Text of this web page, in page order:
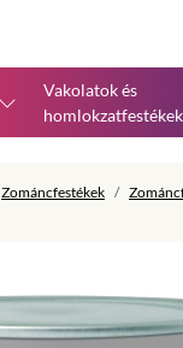
Vakolatok és
homlokzatfestékek
Zománcfestékek